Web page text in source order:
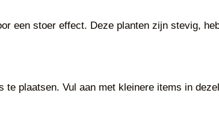
een stoer effect. Deze planten zijn stevig,
plaatsen. Vul aan met kleinere items in